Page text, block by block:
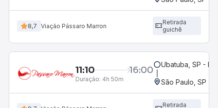
8,7 Viação Pássaro Marron
Retirada
guichê
11:10 16:00
Duração: 4h 50m
Ubatuba, SP -
São Paulo, SP -
Retirada